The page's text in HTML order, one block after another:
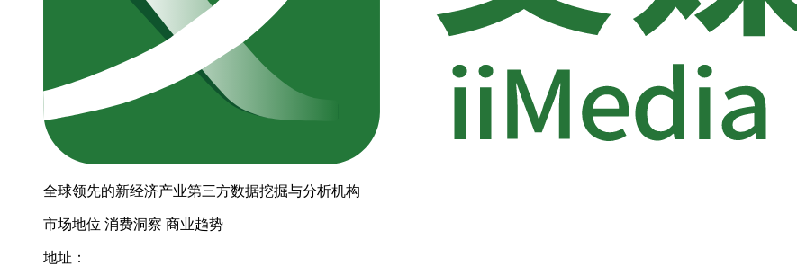
全球领先的新经济产业第三方数据挖掘与分析机构
市场地位 消费洞察 商业趋势
地址：